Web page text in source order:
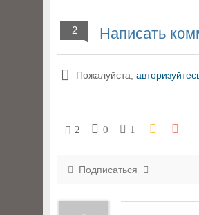
2 Написать
Пожалуйста,
2 0 1
Подписаться